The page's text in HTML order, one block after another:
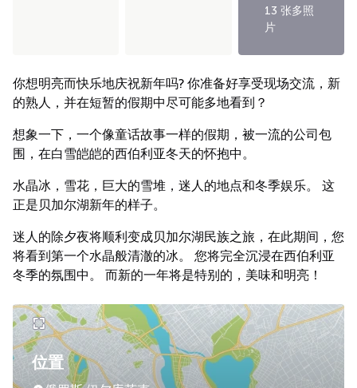
13 张多照
片
你想明亮而快乐地庆祝新年吗? 你准备好享受现场交流，新
的熟人，并在短暂的假期中尽可能多地看到？
想象一下，一个像童话故事一样的假期，被一流的公司包
围，在白雪皑皑的西伯利亚冬天的怀抱中。
水晶冰，雪花，巨大的雪堆，迷人的地点和冬季娱乐。 这
正是贝加尔湖新年的样子。
迷人的除夕夜将顺利变成贝加尔湖民族之旅，在此期间，您
将看到第一个水晶般清澈的冰。 您将完全沉浸在西伯利亚
冬季的氛围中。 而新的一年将是特别的，美味和明亮！
位置